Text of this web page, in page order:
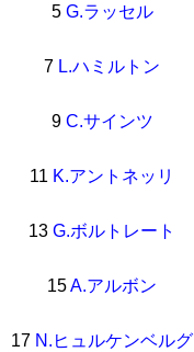
5 G.ラッセル
7 L.ハミルトン
9 C.サインツ
11 K.アントネッリ
13 G.ボルトレート
15A.アルボン
17 N.ヒュルケンベルグ